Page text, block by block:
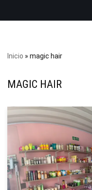
Inicio » magic hair
MAGIC HAIR